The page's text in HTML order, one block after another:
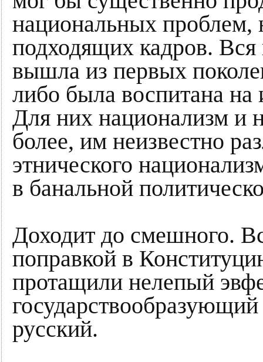
национальных проблем,
подходящих кадров. Вся
вышла из первых
либо была воспитана на
Для них национализм и
более, им неизвестно
этнического
в банальной
Доходит до смешного.
поправкой в
протащили нелепый
русский.